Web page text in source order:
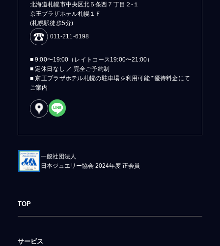
北海道札幌市中央区北５条西７丁目２-１
京王プラザホテル札幌１Ｆ
(札幌駅徒歩5分)
011-211-6198
■ 9:00〜19:00（レイトコース19:00〜21:00）
■ 定休日なし ／ 完全ご予約制
■ 京王プラザホテル札幌の駐車場を利用可能 *優待料金にて
ご案内
一般社団法人
日本ジュエリー協会 2024年度 正会員
TOP
サービス